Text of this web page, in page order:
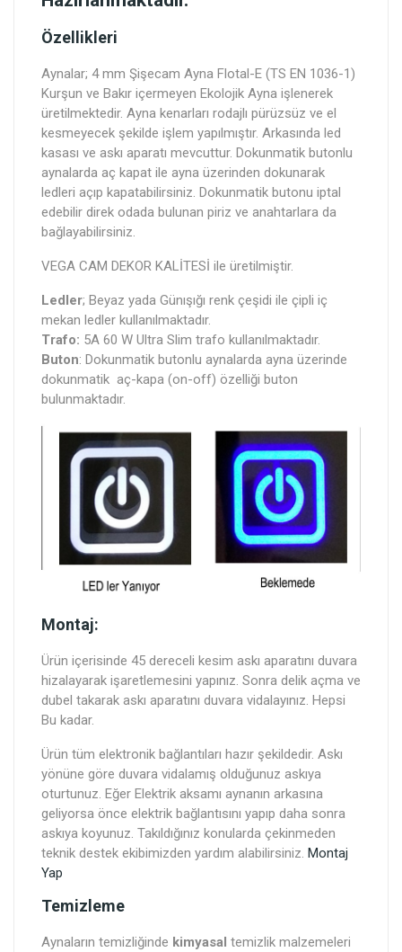
Özellikleri
Aynalar; 4 mm Şişecam Ayna Flotal-E (TS EN 1036-1)
Kurşun ve Bakır içermeyen Ekolojik Ayna işlenerek
üretilmektedir. Ayna kenarları rodajlı pürüzsüz ve el
kesmeyecek şekilde işlem yapılmıştır. Arkasında led
kasası ve askı aparatı mevcuttur. Dokunmatik butonlu
aynalarda aç kapat ile ayna üzerinden dokunarak
ledleri açıp kapatabilirsiniz. Dokunmatik butonu iptal
edebilir direk odada bulunan piriz ve anahtarlara da
bağlayabilirsiniz.
VEGA CAM DEKOR KALİTESİ ile üretilmiştir.
Ledler; Beyaz yada Günışığı renk çeşidi ile çipli iç
mekan ledler kullanılmaktadır.
Trafo: 5A 60 W Ultra Slim trafo kullanılmaktadır.
Buton: Dokunmatik butonlu aynalarda ayna üzerinde
dokunmatik aç-kapa (on-off) özelliği buton
bulunmaktadır.
Montaj:
Ürün içerisinde 45 dereceli kesim askı aparatını duvara
hizalayarak işaretlemesini yapınız. Sonra delik açma ve
dubel takarak askı aparatını duvara vidalayınız. Hepsi
Bu kadar.
Ürün tüm elektronik bağlantıları hazır şekildedir. Askı
yönüne göre duvara vidalamış olduğunuz askıya
oturtunuz. Eğer Elektrik aksamı aynanın arkasına
geliyorsa önce elektrik bağlantısını yapıp daha sonra
askıya koyunuz. Takıldığınız konularda çekinmeden
teknik destek ekibimizden yardım alabilirsiniz. Montaj
Yap
Temizleme
Aynaların temizliğinde kimyasal temizlik malzemeleri